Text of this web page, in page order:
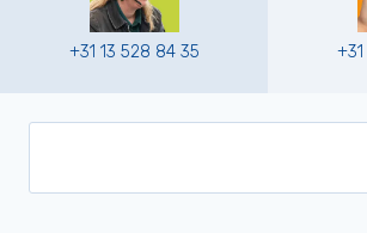
+31 13 528 84 35